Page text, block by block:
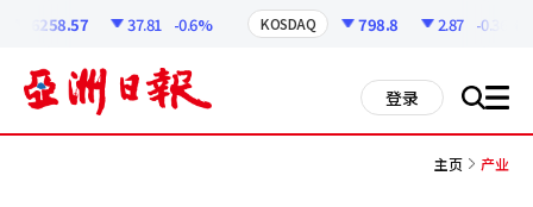
6258.57 37.81 -0.6% KOSDAQ 798.8 2.87 -0.36%
登录 搜 all
主页 产业